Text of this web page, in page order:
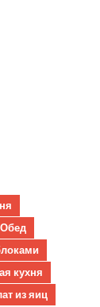
Обед
кухня
из яиц